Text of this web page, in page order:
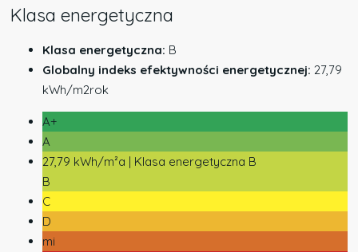
Klasa energetyczna
Klasa energetyczna: B
Globalny indeks efektywności energetycznej: 27,79
kWh/m2rok
A+
A
27,79 kWh/m²a | Klasa energetyczna B
B
C
D
mi